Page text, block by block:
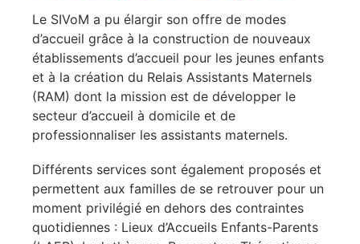
Le SIVoM a pu élargir son offre de modes
d’accueil grâce à la construction de nouveaux
établissements d’accueil pour les jeunes enfants
et à la création du Relais Assistants Maternels
(RAM) dont la mission est de développer le
secteur d’accueil à domicile et de
professionnaliser les assistants maternels.
Différents services sont également proposés et
permettent aux familles de se retrouver pour un
moment privilégié en dehors des contraintes
quotidiennes : Lieux d’Accueils Enfants-Parents